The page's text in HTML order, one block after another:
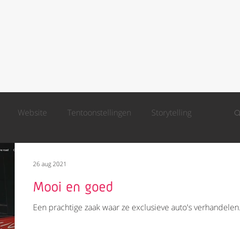
Website Tentoonstellingen Storytelling
Mooi en goed
Een prachtige zaak waar ze exclusieve auto's verhandelen.
26 aug 2021